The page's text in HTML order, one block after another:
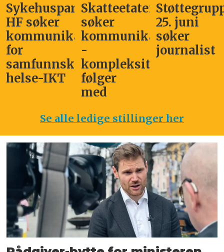
Sykehuspartner
HF søker
kommunikasjonssjef
for
samfunnskritisk
helse-IKT
Skatteetaten
søker
kommunikasjonsleder
-
kompleksitet
følger
med
25. juni
søker
journalist
Se alle ledige stillinger her